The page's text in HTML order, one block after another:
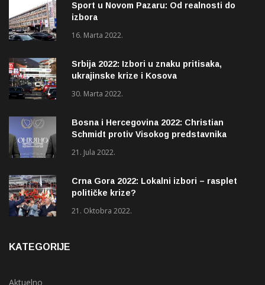
Sport u Novom Pazaru: Od realnosti do
izbora
16. Marta 2022.
Srbija 2022: Izbori u znaku pritisaka,
ukrajinske krize i Kosova
30. Marta 2022.
Bosna i Hercegovina 2022: Christian
Schmidt protiv Visokog predstavnika
21. Jula 2022.
Crna Gora 2022: Lokalni izbori – rasplet
političke krize?
21. Oktobra 2022.
KATEGORIJE
Aktuelno